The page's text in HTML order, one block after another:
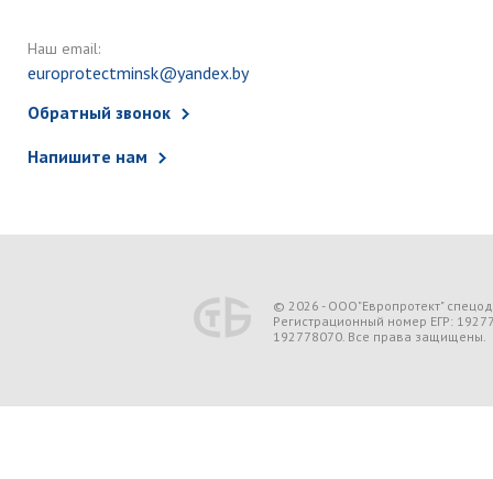
Наш email:
europrotectminsk@yandex.by
Обратный звонок
Напишите нам
© 2026 - ООО"Европротект"
Регистрационный номер ЕГР:
192778070. Все права защищены.